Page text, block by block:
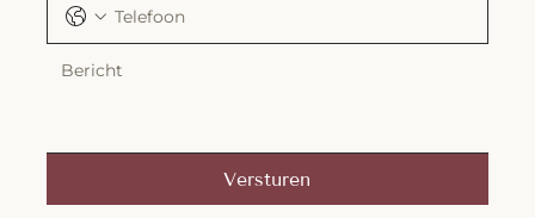
Versturen